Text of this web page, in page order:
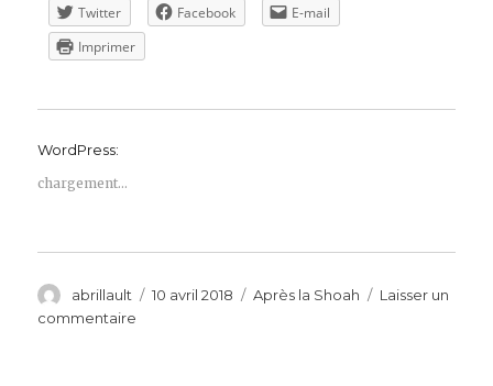
Twitter Facebook
E-mail
Imprimer
WordPress:
chargement…
Auteur
abrillault
Publié
10 avril 2018 Catégories
Après la Shoah
Laisser un
commentaire